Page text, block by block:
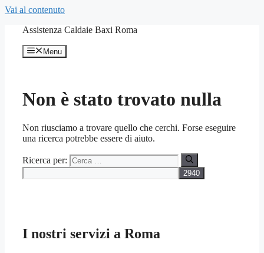
Vai al contenuto
Assistenza Caldaie Baxi Roma
Menu
Non è stato trovato nulla
Non riusciamo a trovare quello che cerchi. Forse eseguire
una ricerca potrebbe essere di aiuto.
Ricerca per:
I nostri servizi a Roma